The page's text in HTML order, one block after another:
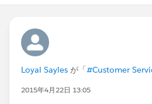
Loyal Sayles が「#Customer
2015年4月22日 13:05